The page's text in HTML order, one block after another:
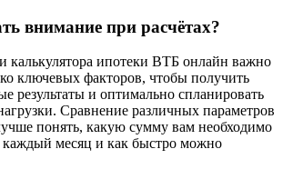
внимание при расчётах?
калькулятора ипотеки ВТБ онлайн важно
ключевых факторов, чтобы получить
результаты и оптимально спланировать
Сравнение различных параметров
понять, какую сумму вам необходимо
каждый месяц и как быстро можно